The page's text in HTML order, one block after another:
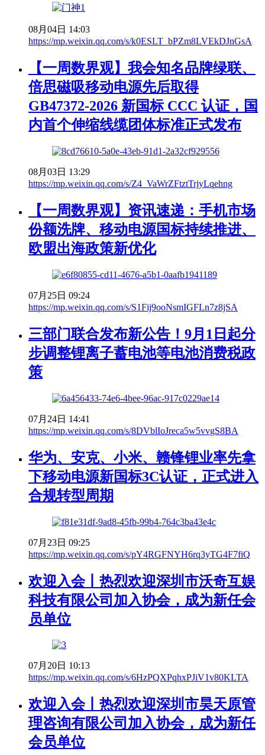
08月04日 14:03
https://mp.weixin.qq.com/s/k0ESLT_bPZm8LVEkDJnGsA
【一周数界观】我会知名品牌绿联、
倍思磁吸移动电源先后取得
GB47372-2026 新国标 CCC 认证，国
内首个伸缩线缆团体标准正式发布
08月03日 13:29
https://mp.weixin.qq.com/s/Z4_VaWrZFtztTrjyLqehng
【一周数界观】资讯速递：手机市场
份额洗牌、移动电源国标持续推进、
欧盟出海政策新优化
07月25日 09:24
https://mp.weixin.qq.com/s/S1Fij9ooNsmIGFLn7z8jSA
三部门联合发布新公告！9月1日起分
步调整锂离子蓄电池等电池消费税政
策
07月24日 14:41
https://mp.weixin.qq.com/s/8DVblIoJreca5w5vvgS8BA
华为、安克、小米、赣锋锂业率先拿
下移动电源新国标3C认证，正式进入
合规转型周期
07月23日 09:25
https://mp.weixin.qq.com/s/pY4RGFNYH6rq3yTG4F7fiQ
欢迎入会丨热烈欢迎深圳市沃奇互娱
科技有限公司加入协会，成为新任会
员单位
07月20日 10:13
https://mp.weixin.qq.com/s/6HzPQXPqhxPJiV1v80KLTA
欢迎入会丨热烈欢迎深圳市昊天原管
理咨询有限公司加入协会，成为新任
会员单位